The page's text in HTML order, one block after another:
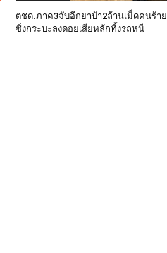
ตชด.ภาค3จับอีกยาบ้า2ล้านเม็ดคนร้าย
ซิ่งกระบะลงดอยเสียหลักทิ้งรถหนี